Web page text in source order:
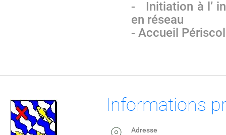
- Initiation à l’
en réseau
- Accueil
Informations
Adresse